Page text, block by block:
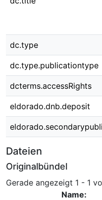
dc.type
dc.type.publicationtype
dcterms.accessRights
eldorado.dnb.deposit
Dateien
Originalbündel
Gerade angezeigt 1 - 1
Name: